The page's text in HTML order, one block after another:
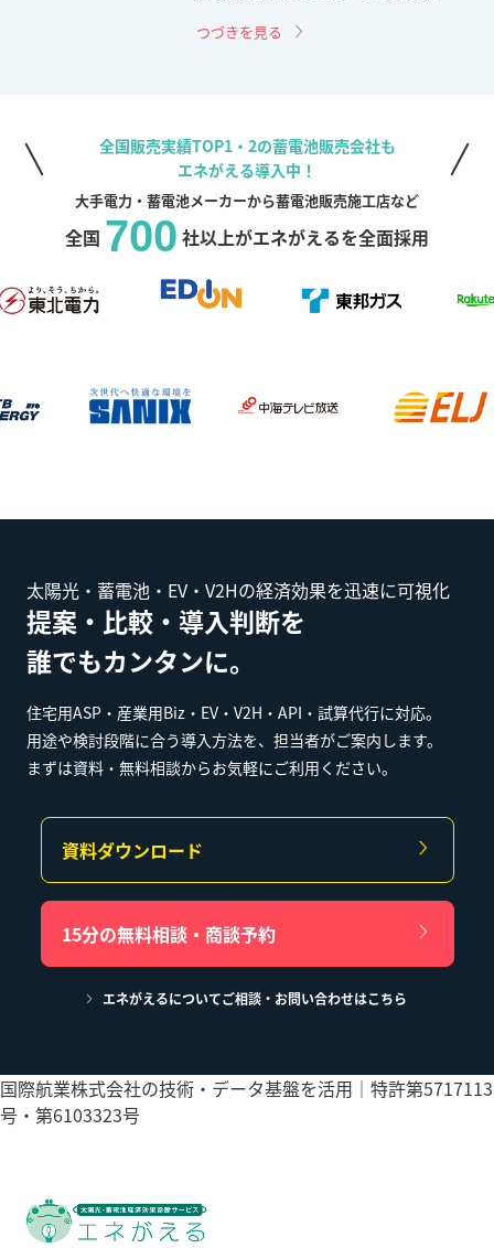
つづきを見る
全国販売実績TOP1・2の蓄電池販売会社も
エネがえる導入中！
大手電力・蓄電池メーカーから蓄電池販売施工店など
全国 700 社以上がエネがえるを全面採用
太陽光・蓄電池・EV・V2Hの経済効果を迅速に可視化
提案・比較・導入判断を
誰でもカンタンに。
住宅用ASP・産業用Biz・EV・V2H・API・試算代行に対応。
用途や検討段階に合う導入方法を、担当者がご案内します。
まずは資料・無料相談からお気軽にご利用ください。
資料ダウンロード
15分の無料相談・商談予約
エネがえるについてご相談・お問い合わせはこちら
国際航業株式会社の技術・データ基盤を活用｜特許第5717113
号・第6103323号